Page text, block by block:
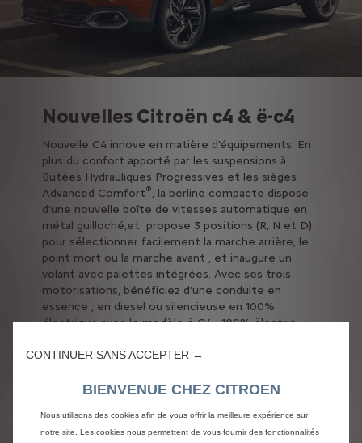
Nouvelles Citroën c4 & ë-c4
Nouvelle C4 innove en matière d’équipements. En
plus du confort apporté par les suspensions à
Butées Hydrauliques Progressives et les sièges
Advanced Comfort®, la berline compacte dispose
d'une nouvelle boîte de vitesses automatique en
métal guilloché,et propose 3 positions (R, N et D)
pour sélectionner facilement la marche arrière, le
point mort ou la marche avant , et inaugure un
volant avec palettes intégrées. Avec ses trois
motorisations, bénéficiez d'une conduite en
essence , en diesel ou silencieuse en 100%
électrique avec le modèle ë-C4 - 100% ëlectric.
CONTINUER SANS ACCEPTER →
BIENVENUE CHEZ CITROEN
Nous utilisons des cookies afin de vous offrir la meilleure expérience sur
notre site. Les cookies nous permettent de vous fournir des fonctionnalités